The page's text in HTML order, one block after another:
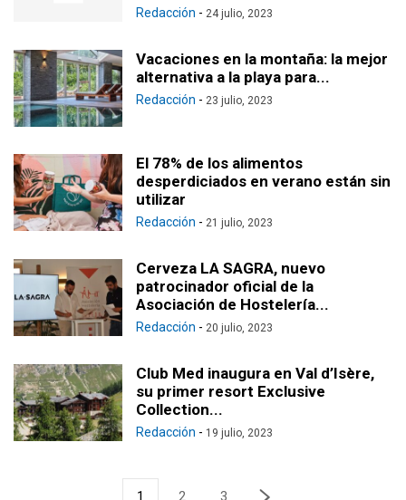
Redacción - 24 julio, 2023
Vacaciones en la montaña: la mejor
alternativa a la playa para...
Redacción - 23 julio, 2023
El 78% de los alimentos
desperdiciados en verano están sin
utilizar
Redacción - 21 julio, 2023
Cerveza LA SAGRA, nuevo
patrocinador oficial de la
Asociación de Hostelería...
Redacción - 20 julio, 2023
Club Med inaugura en Val d’Isère,
su primer resort Exclusive
Collection...
Redacción - 19 julio, 2023
1 2 3